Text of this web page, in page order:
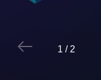
2 / 2
